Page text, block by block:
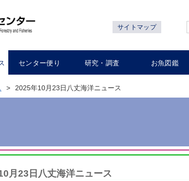
サイトマップ
センター便り 研究・調査 お魚図鑑
2025年10月23日八丈海洋ニュース
月23日八丈海洋ニュース